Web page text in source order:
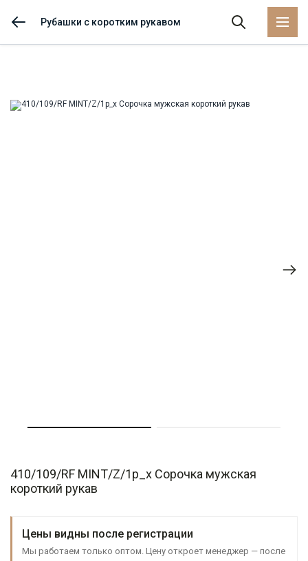
Рубашки с коротким рукавом
410/109/RF MINT/Z/1p_x Сорочка мужская
короткий рукав
Цены видны после регистрации
Мы работаем только оптом. Цену откроет менеджер — после